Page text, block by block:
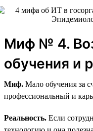
Миф № 4.
обучения и
Миф. Мало обучения за
профессиональный и
Реальность. Если